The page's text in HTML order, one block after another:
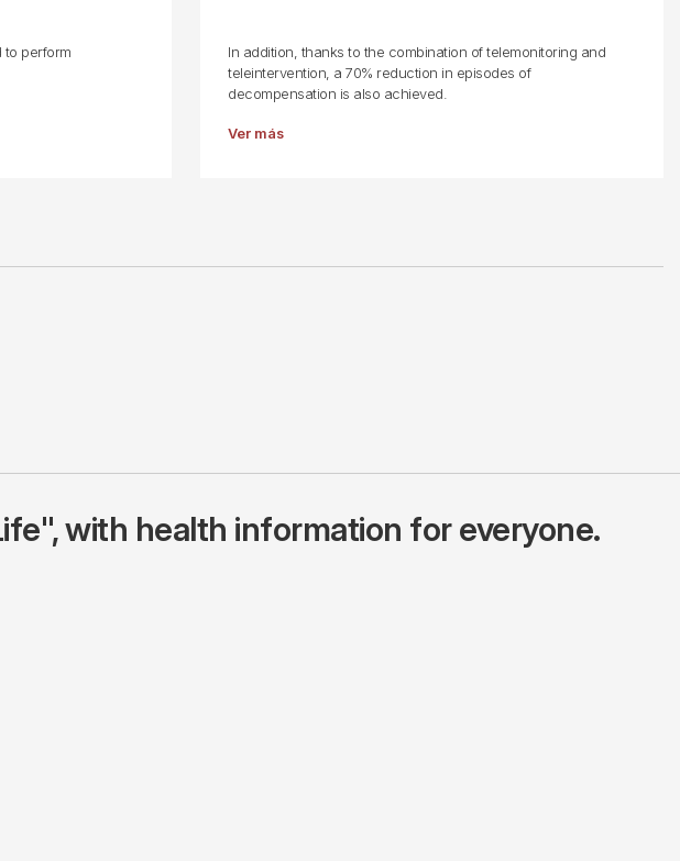
to perform
In addition, thanks to the combination of telemonitoring and
teleintervention, a 70% reduction in episodes of
decompensation is also achieved.
Ver más
with health information for everyone.